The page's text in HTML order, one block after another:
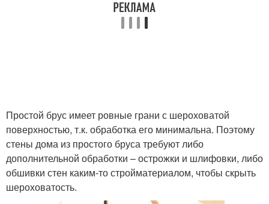
Простой брус имеет ровные грани с шероховатой
поверхностью, т.к. обработка его минимальна. Поэтому
стены дома из простого бруса требуют либо
дополнительной обработки – острожки и шлифовки, либо
обшивки стен каким-то стройматериалом, чтобы скрыть
шероховатость.